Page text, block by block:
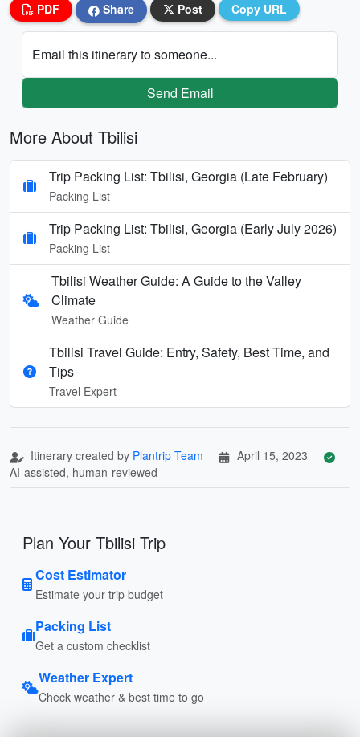
PDF Share Post Copy URL
Email this itinerary to someone...
Send Email
More About Tbilisi
Trip Packing List: Tbilisi, Georgia (Late February)
Packing List
Trip Packing List: Tbilisi, Georgia (Early July 2026)
Packing List
Tbilisi Weather Guide: A Guide to the Valley
Climate
Weather Guide
Tbilisi Travel Guide: Entry, Safety, Best Time, and
Tips
Travel Expert
Itinerary created by Plantrip Team
April 15, 2023
AI-assisted, human-reviewed
Plan Your Tbilisi Trip
Cost Estimator
Estimate your trip budget
Packing List
Get a custom checklist
Weather Expert
Check weather & best time to go